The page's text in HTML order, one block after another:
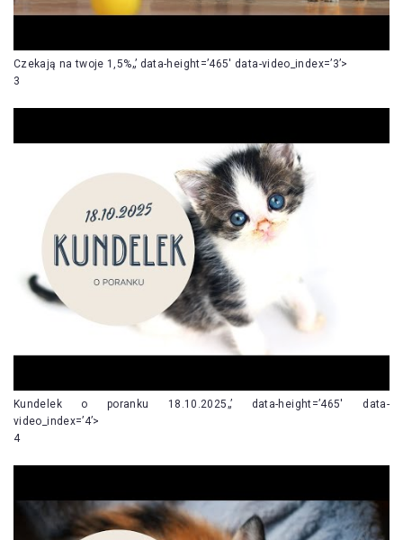
Czekają na twoje 1,5%„’ data-height=’465′ data-video_index=’3’>
3
Kundelek o poranku 18.10.2025„’ data-height=’465′ data-
video_index=’4’>
4